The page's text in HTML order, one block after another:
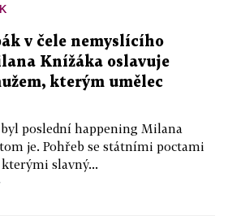
v čele nemyslícího
Knížáka oslavuje
kterým umělec
poslední happening Milana
je. Pohřeb se státními poctami
slavný...